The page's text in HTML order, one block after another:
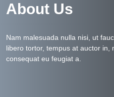
About Us
Nam malesuada nulla nisi, ut
libero tortor, tempus at auctor in,
consequat eu feugiat a.